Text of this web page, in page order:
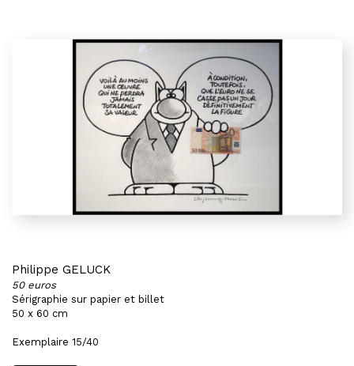
Philippe GELUCK
50 euros
Sérigraphie sur papier et billet
50 x 60 cm
Exemplaire 15/40